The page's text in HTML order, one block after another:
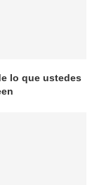
lo que ustedes